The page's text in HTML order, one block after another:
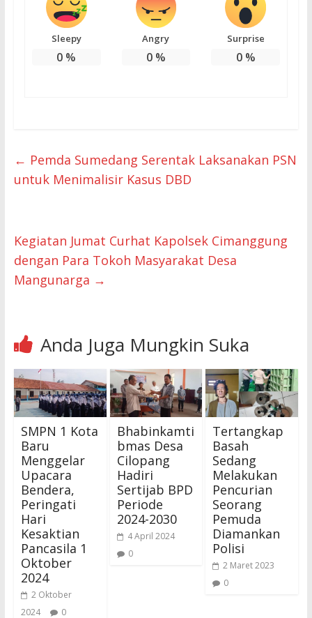
Sleepy
0 %
Angry
0%
Surprise
0%
← Pemda Sumedang Serentak Laksanakan PSN
untuk Menimalisir Kasus DBD
Kegiatan Jumat Curhat Kapolsek Cimanggung
dengan Para Tokoh Masyarakat Desa
Mangunarga →
Anda Juga Mungkin Suka
SMPN 1 Kota
Baru
Menggelar
Upacara
Bendera,
Peringati
Hari
Kesaktian
Pancasila 1
Oktober
2024
2 Oktober
2024
0
Bhabinkamti
bmas Desa
Cilopang
Hadiri
Sertijab BPD
Periode
2024-2030
4 April 2024
0
Tertangkap
Basah
Sedang
Melakukan
Pencurian
Seorang
Pemuda
Diamankan
Polisi
2 Maret 2023
0